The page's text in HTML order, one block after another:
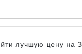
лучшую цену на